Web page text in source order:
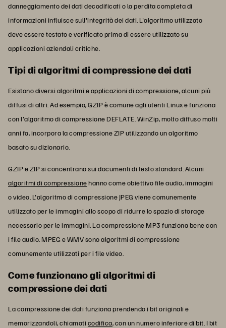
danneggiamento dei dati decodificati o la perdita completa di
informazioni influisce sull'integrità dei dati. L'algoritmo utilizzato
deve essere testato e verificato prima di essere utilizzato su
applicazioni aziendali critiche.
Tipi di algoritmi di compressione dei dati
Esistono diversi algoritmi e applicazioni di compressione, alcuni più
diffusi di altri. Ad esempio, GZIP è comune agli utenti Linux e funziona
con l'algoritmo di compressione DEFLATE. WinZip, molto diffuso molti
anni fa, incorpora la compressione ZIP utilizzando un algoritmo
basato su dizionario.
GZIP e ZIP si concentrano sui documenti di testo standard. Alcuni
algoritmi di compressionehanno come obiettivo file audio, immagini
o video. L'algoritmo di compressione JPEG viene comunemente
utilizzato per le immagini allo scopo di ridurre lo spazio di storage
necessario per le immagini. La compressione MP3 funziona bene con
i file audio. MPEG e WMV sono algoritmi di compressione
comunemente utilizzati per i file video.
Come funzionano gli algoritmi di
compressione dei dati
La compressione dei dati funziona prendendo i bit originali e
memorizzandoli, chiamati codifica, con un numero inferiore di bit. I bit